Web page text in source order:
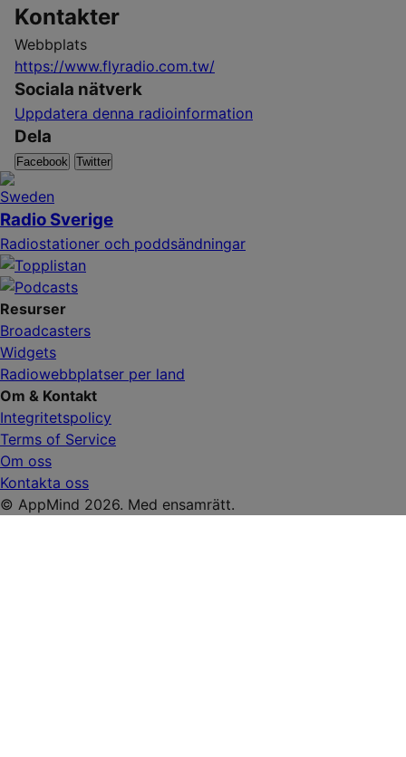
Kontakter
Webbplats
https://www.flyradio.com.tw/
Sociala nätverk
Uppdatera denna radioinformation
Dela
Facebook Twitter
Radio Sverige
Radiostationer och poddsändningar
Resurser
Broadcasters
Widgets
Radiowebbplatser per land
Om & Kontakt
Integritetspolicy
Terms of Service
Om oss
Kontakta oss
© AppMind 2026. Med ensamrätt.